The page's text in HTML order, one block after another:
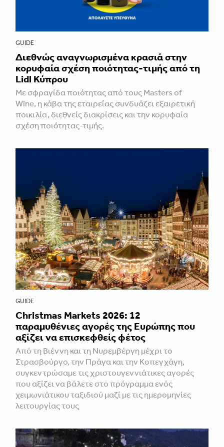
GUIDE
Διεθνώς αναγνωρισμένα κρασιά στην
κορυφαία σχέση ποιότητας-τιμής από τη
Lidl Κύπρου
Με σφραγίδα ποιότητας από τους Masters of
Wine, η κάβα της εταιρείας συνδυάζει εξαιρετική
ποικιλία, διεθνείς διακρίσεις και την κορυφαία
σχέση ποιότητας-τιμής.
GUIDE
Christmas Markets 2026: 12
παραμυθένιες αγορές της Ευρώπης που
αξίζει να επισκεφθείς φέτος
Από τη Βιέννη και τη Νυρεμβέργη μέχρι το
Στρασβούργο, την Πράγα και την Κοπεγχάγη,
συγκεντρώσαμε τις χριστουγεννιάτικες αγορές
που αξίζει να βάλετε στο πρόγραμμα ενός
χειμωνιάτικου ταξιδιού μαζί με τις ημερομηνίες
λειτουργίας τους